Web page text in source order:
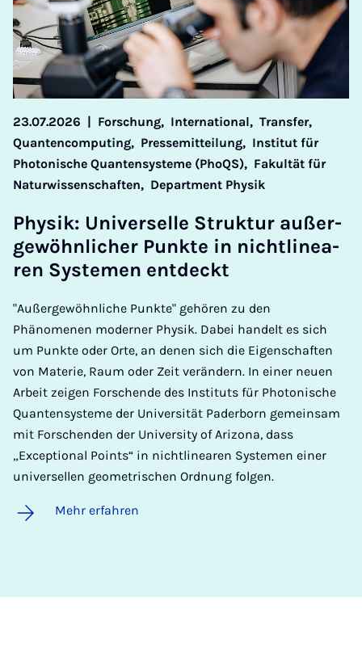
23.07.2026 Forschung, International, Transfer,
Quantencomputing, Pressemitteilung, Institut für
Photonische Quantensysteme (PhoQS), Fakultät für
Naturwissenschaften, Department Physik
Phy­sik: Uni­ver­sel­le Struk­tur au­ßer­
ge­wöhn­li­cher Punk­te in nicht­li­ne­a­
ren Sys­te­men ent­deckt
"Außergewöhnliche Punkte" gehören zu den
Phänomenen moderner Physik. Dabei handelt es sich
um Punkte oder Orte, an denen sich die Eigenschaften
von Materie, Raum oder Zeit verändern. In einer neuen
Arbeit zeigen Forschende des Instituts für Photonische
Quantensysteme der Universität Paderborn gemeinsam
mit Forschenden der University of Arizona, dass
„Exceptional Points“ in nichtlinearen Systemen einer
universellen geometrischen Ordnung folgen.
Mehr erfahren